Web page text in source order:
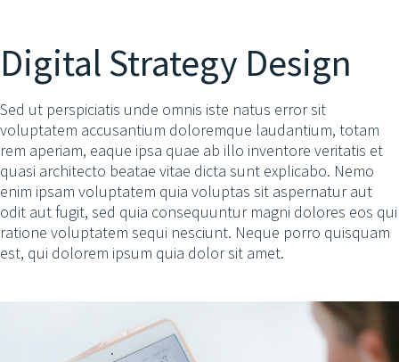
Digital Strategy Design
Sed ut perspiciatis unde omnis iste natus error sit
voluptatem accusantium doloremque laudantium, totam
rem aperiam, eaque ipsa quae ab illo inventore veritatis et
quasi architecto beatae vitae dicta sunt explicabo. Nemo
enim ipsam voluptatem quia voluptas sit aspernatur aut
odit aut fugit, sed quia consequuntur magni dolores eos qui
ratione voluptatem sequi nesciunt. Neque porro quisquam
est, qui dolorem ipsum quia dolor sit amet.